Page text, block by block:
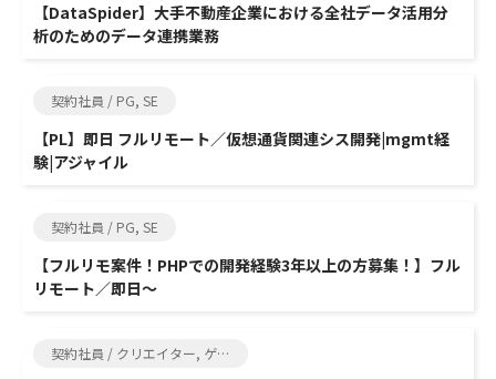
【DataSpider】大手不動産企業における全社データ活用分
析のためのデータ連携業務
契約社員 / PG, SE
【PL】即日 フルリモート／仮想通貨関連シス開発|mgmt経
験|アジャイル
契約社員 / PG, SE
【フルリモ案件！PHPでの開発経験3年以上の方募集！】フル
リモート／即日～
契約社員 / クリエイター, ゲーム制作